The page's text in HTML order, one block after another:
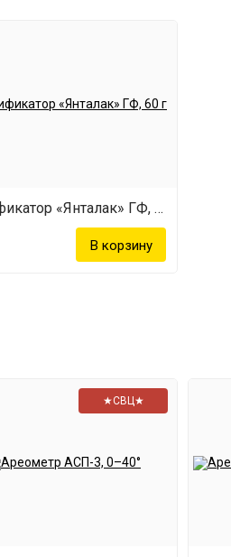
Бонификатор «Янталак» ГФ, 60 г
★СВЦ★